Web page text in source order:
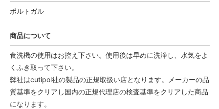
ポルトガル
商品について
食洗機の使用はお控え下さい。使用後は早めに洗浄し、水気をよ
くふき取って下さい。
弊社はcutipol社の製品の正規取扱い店となります。メーカーの品
質基準をクリアし国内の正規代理店の検査基準をクリアした商品
になります。